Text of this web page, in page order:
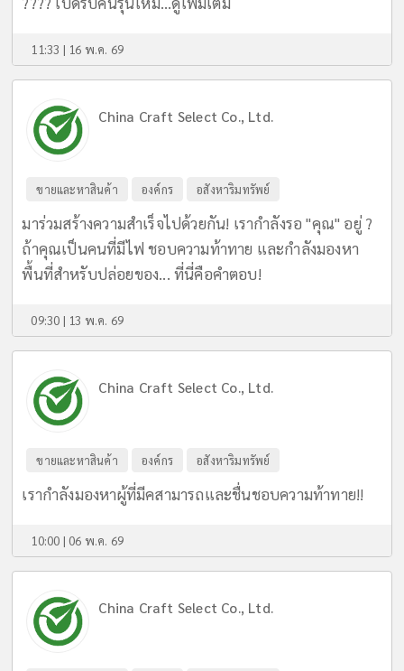
11:33 | 16 พ.ค. 69
China Craft Select Co., Ltd.
ขายและหาสินค้า องค์กร อสังหาริมทรัพย์
มาร่วมสร้างความสำเร็จไปด้วยกัน! เรากำลังรอ "คุณ" อยู่ ?
ถ้าคุณเป็นคนที่มีไฟ ชอบความท้าทาย และกำลังมองหา
พื้นที่สำหรับปล่อยของ... ที่นี่คือคำตอบ!
09:30 | 13 พ.ค. 69
China Craft Select Co., Ltd.
ขายและหาสินค้า องค์กร อสังหาริมทรัพย์
เรากำลังมองหาผู้ที่มีคสามารถและชื่นชอบความท้าทาย!!
10:00 | 06 พ.ค. 69
China Craft Select Co., Ltd.